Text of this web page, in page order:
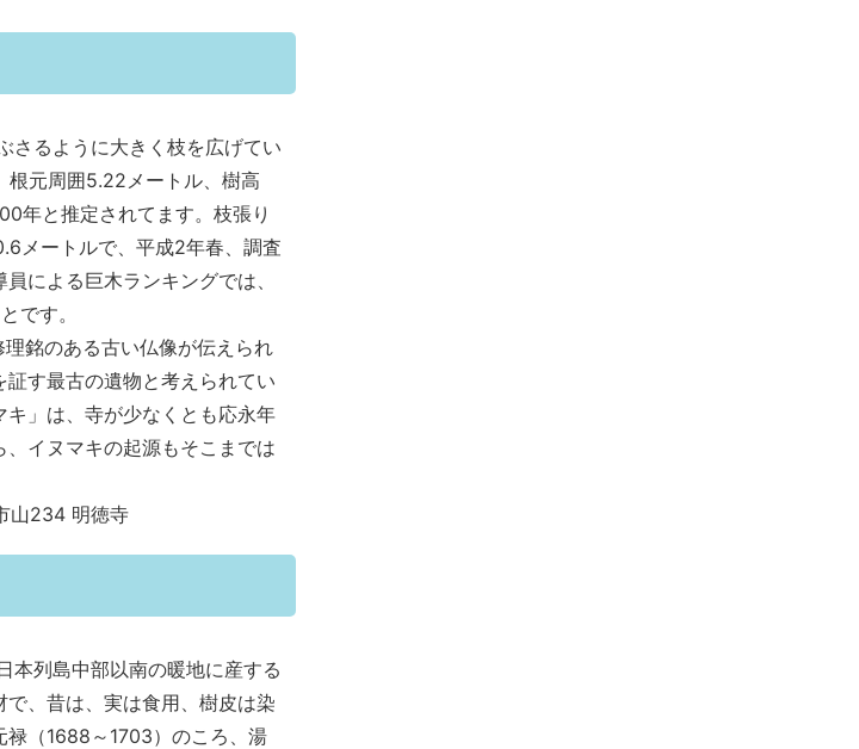
さるように大きく枝を広げてい
根元周囲5.22メートル、樹高
年と推定されてます。枝張り
メートルで、平成2年春、調査
による巨木ランキングでは、
です。
銘のある古い仏像が伝えられ
す最古の遺物と考えられてい
」は、寺が少なくとも応永年
イヌマキの起源もそこまでは
山234 明徳寺
本列島中部以南の暖地に産する
、昔は、実は食用、樹皮は染
（1688～1703）のころ、湯